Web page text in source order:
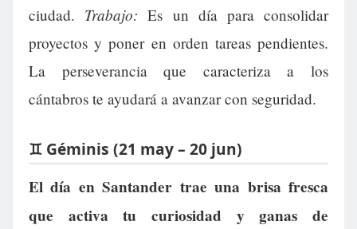
ciudad. Trabajo: Es un día para consolidar
proyectos y poner en orden tareas pendientes.
La perseverancia que caracteriza a los
cántabros te ayudará a avanzar con seguridad.
♊ Géminis (21 may – 20 jun)
El día en Santander trae una brisa fresca
que activa tu curiosidad y ganas de